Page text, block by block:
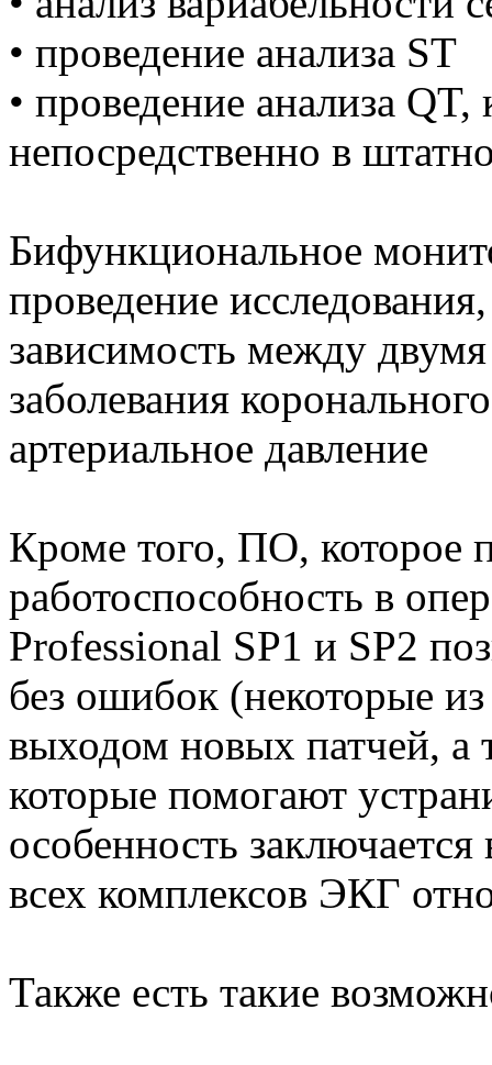
• проведение анализа ST
• проведение анализа QT,
непосредственно в
Бифункциональное
проведение
зависимость между
заболевания
артериальное давление
Кроме того, ПО, которое
работоспособность в
Professional SP1 и SP2
без ошибок (некоторые
выходом новых патчей,
которые помогают
особенность
всех комплексов ЭКГ
Также есть такие